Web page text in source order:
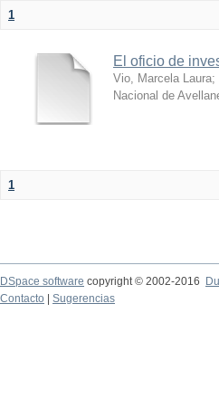
1
El oficio de
Vio, Marcela Laura;
Nacional de
1
DSpace software copyright © 2002-2016
Contacto
Sugerencias